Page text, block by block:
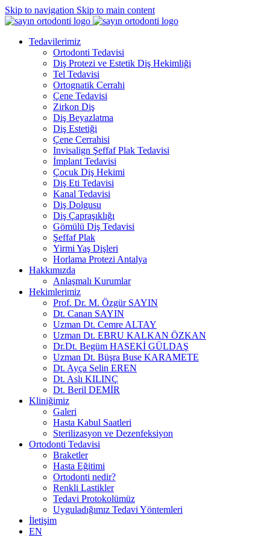
Skip to navigation Skip to main content
Tedavilerimiz
Ortodonti Tedavisi
Diş Protezi ve Estetik Diş Hekimliği
Tel Tedavisi
Ortognatik Cerrahi
Çene Tedavisi
Zirkon Diş
Diş Beyazlatma
Diş Estetiği
Çene Cerrahisi
Invisalign Şeffaf Plak Tedavisi
İmplant Tedavisi
Çocuk Diş Hekimi
Diş Eti Tedavisi
Kanal Tedavisi
Diş Dolgusu
Diş Çapraşıklığı
Gömülü Diş Tedavisi
Şeffaf Plak
Yirmi Yaş Dişleri
Horlama Protezi Antalya
Hakkımızda
Anlaşmalı Kurumlar
Hekimlerimiz
Prof. Dr. M. Özgür SAYIN
Dt. Canan SAYIN
Uzman Dt. Cemre ALTAY
Uzman Dt. EBRU KALKAN ÖZKAN
Dr.Dt. Begüm HASEKİ GÜLDAŞ
Uzman Dt. Büşra Buse KARAMETE
Dt. Ayça Selin EREN
Dt. Aslı KILINÇ
Dt. Beril DEMİR
Kliniğimiz
Galeri
Hasta Kabul Saatleri
Sterilizasyon ve Dezenfeksiyon
Ortodonti Tedavisi
Braketler
Hasta Eğitimi
Ortodonti nedir?
Renkli Lastikler
Tedavi Protokolümüz
Uyguladığımız Tedavi Yöntemleri
İletişim
EN